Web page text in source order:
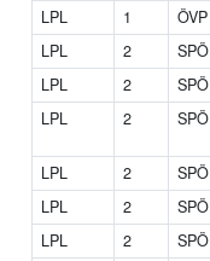
LPL
1 ÖVP
LPL
2 SPÖ
LPL
2 SPÖ
LPL
2 SPÖ
LPL 2 SPÖ
LPL
2 SPÖ
LPL
2 SPÖ